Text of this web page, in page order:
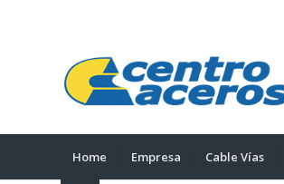
Home Empresa Cable Vías